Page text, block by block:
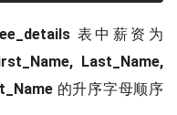
表中薪资为
Last_Name,
的升序字母顺序